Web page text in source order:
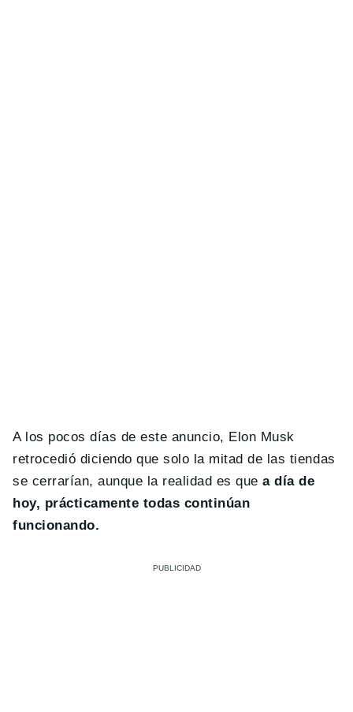
A los pocos días de este anuncio, Elon Musk
retrocedió diciendo que solo la mitad de las tiendas
se cerrarían, aunque la realidad es quea día de
hoy, prácticamente todas continúan
funcionando.